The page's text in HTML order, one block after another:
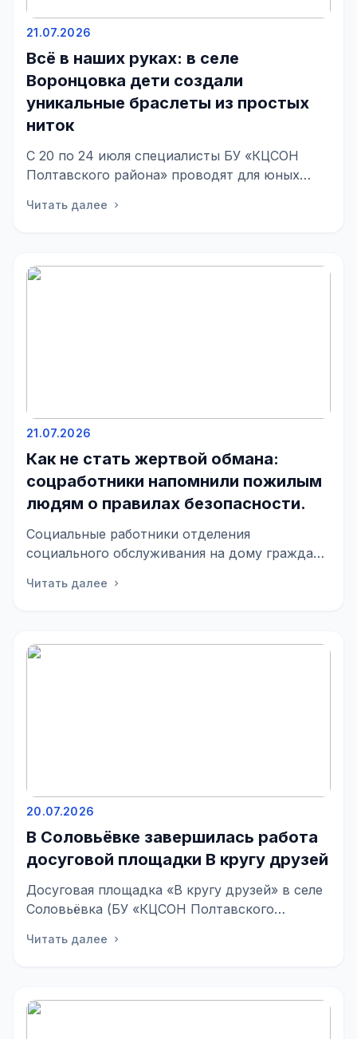
21.07.2026
Всё в наших руках: в селе
Воронцовка дети создали
уникальные браслеты из простых
ниток
С 20 по 24 июля специалисты БУ «КЦСОН
Полтавского района» проводят для юных
увлечений». ...
Читать далее chevron_right
21.07.2026
Как не стать жертвой обмана:
соцработники напомнили пожилым
людям о правилах безопасности.
Социальные работники отделения
социального обслуживания на дому граждан
«КЦСОН Полтавского района» п...
Читать далее chevron_right
20.07.2026
В Соловьёвке завершилась работа
досуговой площадки В кругу друзей
Досуговая площадка «В кругу друзей» в селе
Соловьёвка (БУ «КЦСОН Полтавского
10 д...
Читать далее chevron_right